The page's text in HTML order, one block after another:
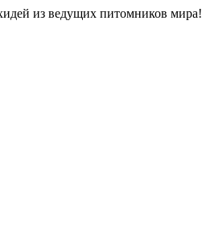
из ведущих питомников мира!